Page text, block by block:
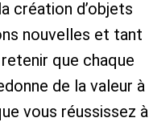
création d’objets
nouvelles et tant
que chaque
de la valeur à
vous réussissez à